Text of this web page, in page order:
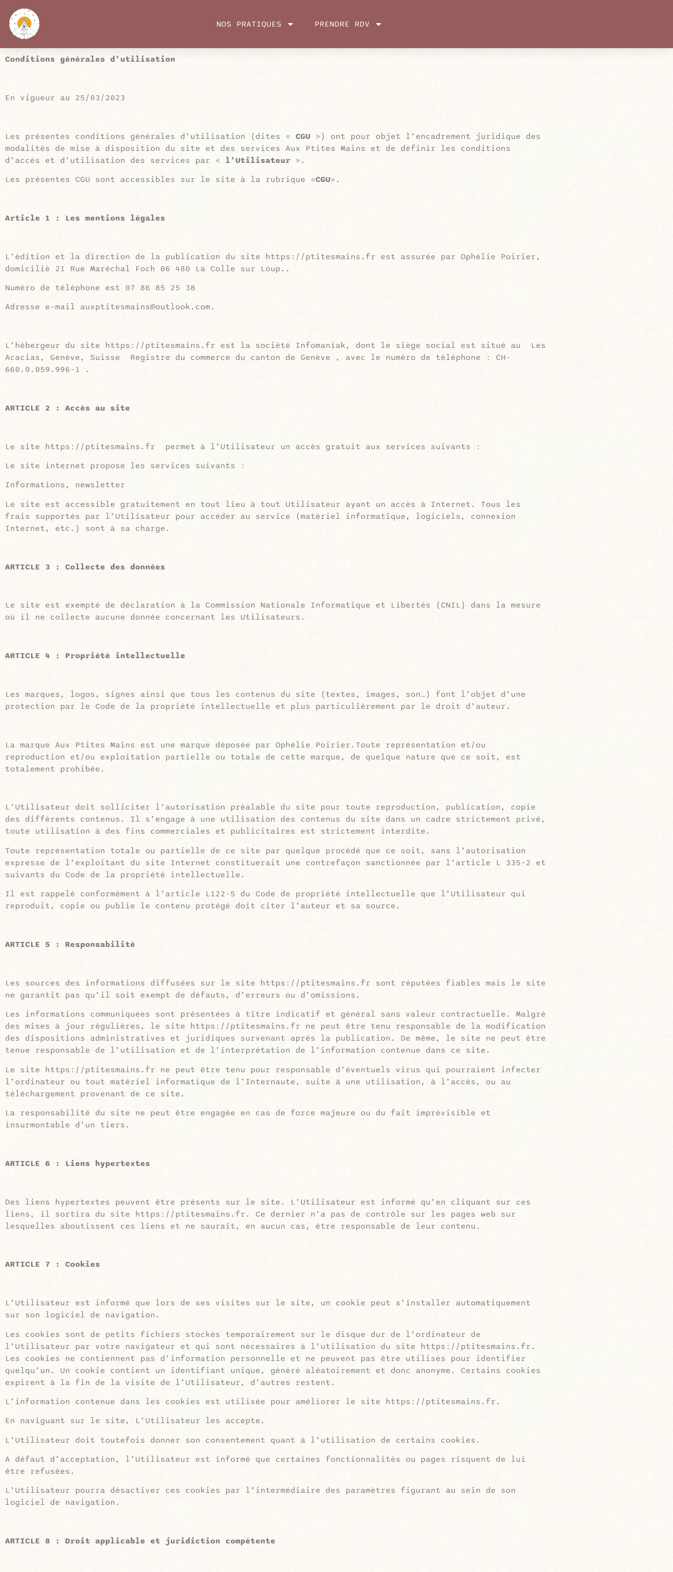
NOS PRATIQUES PRENDRE RDV
Conditions générales d’utilisation
En vigueur au 25/03/2023
Les présentes conditions générales d’utilisation (dites « CGU ») ont pour objet l’encadrement juridique des
modalités de mise à disposition du site et des services Aux Ptites Mains et de définir les conditions
d’accès et d’utilisation des services par « l’Utilisateur ».
Les présentes CGU sont accessibles sur le site à la rubrique «CGU».
Article 1 : Les mentions légales
L’édition et la direction de la publication du site https://ptitesmains.fr est assurée par Ophélie Poirier,
domicilié 21 Rue Maréchal Foch 06 480 La Colle sur Loup..
Numéro de téléphone est 07 86 85 25 38
Adresse e-mail auxptitesmains@outlook.com.
L’hébergeur du site https://ptitesmains.fr est la société Infomaniak, dont le siège social est situé au Les
Acacias, Genève, Suisse Registre du commerce du canton de Genève , avec le numéro de téléphone : CH-
660.0.059.996-1 .
ARTICLE 2 : Accès au site
Le site https://ptitesmains.fr permet à l’Utilisateur un accès gratuit aux services suivants :
Le site internet propose les services suivants :
Informations, newsletter
Le site est accessible gratuitement en tout lieu à tout Utilisateur ayant un accès à Internet. Tous les
frais supportés par l’Utilisateur pour accéder au service (matériel informatique, logiciels, connexion
Internet, etc.) sont à sa charge.
ARTICLE 3 : Collecte des données
Le site est exempté de déclaration à la Commission Nationale Informatique et Libertés (CNIL) dans la mesure
où il ne collecte aucune donnée concernant les Utilisateurs.
ARTICLE 4 : Propriété intellectuelle
Les marques, logos, signes ainsi que tous les contenus du site (textes, images, son…) font l’objet d’une
protection par le Code de la propriété intellectuelle et plus particulièrement par le droit d’auteur.
La marque Aux Ptites Mains est une marque déposée par Ophélie Poirier.Toute représentation et/ou
reproduction et/ou exploitation partielle ou totale de cette marque, de quelque nature que ce soit, est
totalement prohibée.
L’Utilisateur doit solliciter l’autorisation préalable du site pour toute reproduction, publication, copie
des différents contenus. Il s’engage à une utilisation des contenus du site dans un cadre strictement privé,
toute utilisation à des fins commerciales et publicitaires est strictement interdite.
Toute représentation totale ou partielle de ce site par quelque procédé que ce soit, sans l’autorisation
expresse de l’exploitant du site Internet constituerait une contrefaçon sanctionnée par l’article L 335-2 et
suivants du Code de la propriété intellectuelle.
Il est rappelé conformément à l’article L122-5 du Code de propriété intellectuelle que l’Utilisateur qui
reproduit, copie ou publie le contenu protégé doit citer l’auteur et sa source.
ARTICLE 5 : Responsabilité
Les sources des informations diffusées sur le site https://ptitesmains.fr sont réputées fiables mais le site
ne garantit pas qu’il soit exempt de défauts, d’erreurs ou d’omissions.
Les informations communiquées sont présentées à titre indicatif et général sans valeur contractuelle. Malgré
des mises à jour régulières, le site https://ptitesmains.fr ne peut être tenu responsable de la modification
des dispositions administratives et juridiques survenant après la publication. De même, le site ne peut être
tenue responsable de l’utilisation et de l’interprétation de l’information contenue dans ce site.
Le site https://ptitesmains.fr ne peut être tenu pour responsable d’éventuels virus qui pourraient infecter
l’ordinateur ou tout matériel informatique de l’Internaute, suite à une utilisation, à l’accès, ou au
téléchargement provenant de ce site.
La responsabilité du site ne peut être engagée en cas de force majeure ou du fait imprévisible et
insurmontable d’un tiers.
ARTICLE 6 : Liens hypertextes
Des liens hypertextes peuvent être présents sur le site. L’Utilisateur est informé qu’en cliquant sur ces
liens, il sortira du site https://ptitesmains.fr. Ce dernier n’a pas de contrôle sur les pages web sur
lesquelles aboutissent ces liens et ne saurait, en aucun cas, être responsable de leur contenu.
ARTICLE 7 : Cookies
L’Utilisateur est informé que lors de ses visites sur le site, un cookie peut s’installer automatiquement
sur son logiciel de navigation.
Les cookies sont de petits fichiers stockés temporairement sur le disque dur de l’ordinateur de
l’Utilisateur par votre navigateur et qui sont nécessaires à l’utilisation du site https://ptitesmains.fr.
Les cookies ne contiennent pas d’information personnelle et ne peuvent pas être utilisés pour identifier
quelqu’un. Un cookie contient un identifiant unique, généré aléatoirement et donc anonyme. Certains cookies
expirent à la fin de la visite de l’Utilisateur, d’autres restent.
L’information contenue dans les cookies est utilisée pour améliorer le site https://ptitesmains.fr.
En naviguant sur le site, L’Utilisateur les accepte.
L’Utilisateur doit toutefois donner son consentement quant à l’utilisation de certains cookies.
A défaut d’acceptation, l’Utilisateur est informé que certaines fonctionnalités ou pages risquent de lui
être refusées.
L’Utilisateur pourra désactiver ces cookies par l’intermédiaire des paramètres figurant au sein de son
logiciel de navigation.
ARTICLE 8 : Droit applicable et juridiction compétente